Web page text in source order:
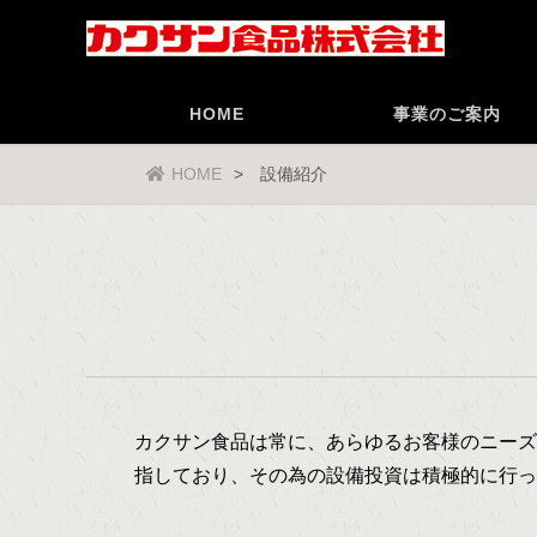
HOME 事業のご案内
HOME 設備紹介
カクサン食品は常に、あらゆるお客様のニー
指しており、その為の設備投資は積極的に行